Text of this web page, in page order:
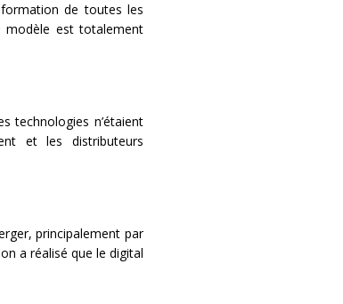
de toutes les
modèle est totalement
technologies n’étaient
et les distributeurs
principalement par
a réalisé que le digital